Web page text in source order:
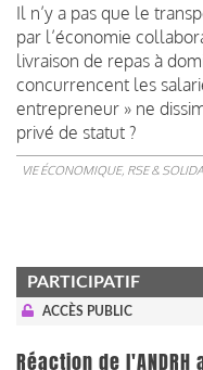
Il n’y a pas que le
par l’économie
livraison de repas à
concurrencent les
entrepreneur » ne
privé de statut ?
VIE ÉCONOMIQUE, RSE &
PARTICIPATIF
ACCÈS PUBLIC
Réaction de